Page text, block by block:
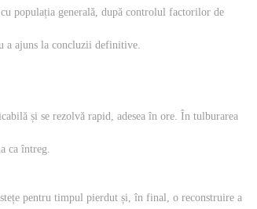
populația generală, după controlul factorilor de
a ajuns la concluzii definitive.
și se rezolvă rapid, adesea în ore. În tulburarea
ca întreg.
pentru timpul pierdut și, în final, o reconstruire a